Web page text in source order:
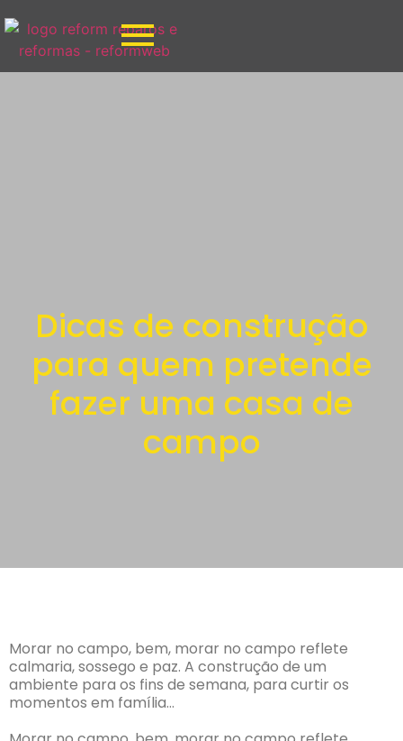
Dicas de construção
para quem pretende
fazer uma casa de
campo
Morar no campo, bem, morar no campo reflete
calmaria, sossego e paz. A construção de um
ambiente para os fins de semana, para curtir os
momentos em família…